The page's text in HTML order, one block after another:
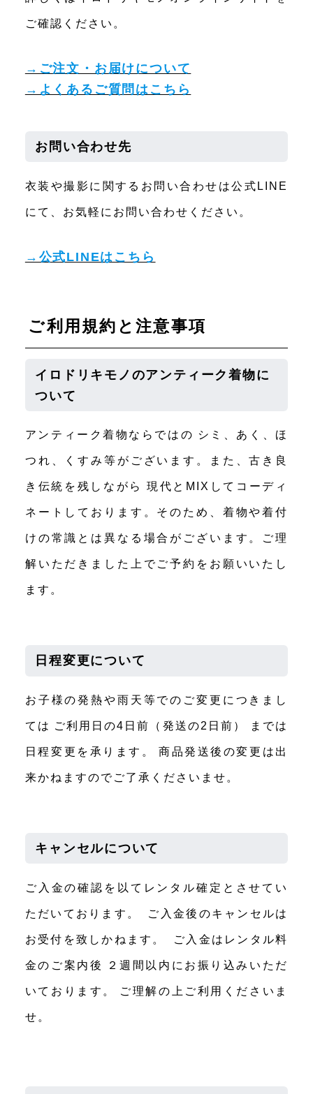
ご確認ください。
→ご注文・お届けについて
→よくあるご質問はこちら
お問い合わせ先
衣装や撮影に関するお問い合わせは公式LINE
にて、お気軽にお問い合わせください。
→公式LINEはこちら
ご利用規約と注意事項
イロドリキモノのアンティーク着物に
ついて
アンティーク着物ならではの シミ、あく、ほ
つれ、くすみ等がございます。また、古き良
き伝統を残しながら 現代とMIXしてコーディ
ネートしております。そのため、着物や着付
けの常識とは異なる場合がございます。ご理
解いただきました上でご予約をお願いいたし
ます。
日程変更について
お子様の発熱や雨天等でのご変更につきまし
ては ご利用日の4日前（発送の2日前） までは
日程変更を承ります。 商品発送後の変更は出
来かねますのでご了承くださいませ。
キャンセルについて
ご入金の確認を以てレンタル確定とさせてい
ただいております。 ご入金後のキャンセルは
お受付を致しかねます。 ご入金はレンタル料
金のご案内後 ２週間以内にお振り込みいただ
いております。 ご理解の上ご利用くださいま
せ。